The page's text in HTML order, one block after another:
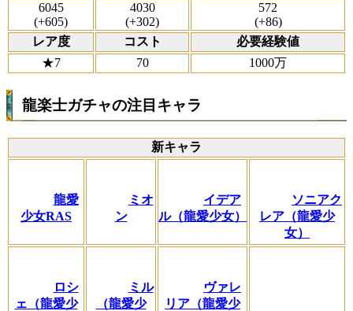
6045
(+605)
4030
(+302)
572
(+86)
レア度
コスト
必要経験値
★7
70 1000万
龍楽士ガチャの注目キャラ
新キャラ
龍愛
少女RAS
ミオ
ン
イデア
ル（龍愛少女）
ソニアク
レア（龍愛少
女）
ロシ
ェ（龍愛少
ミル
（龍愛少
ヴァレ
リア（龍愛少